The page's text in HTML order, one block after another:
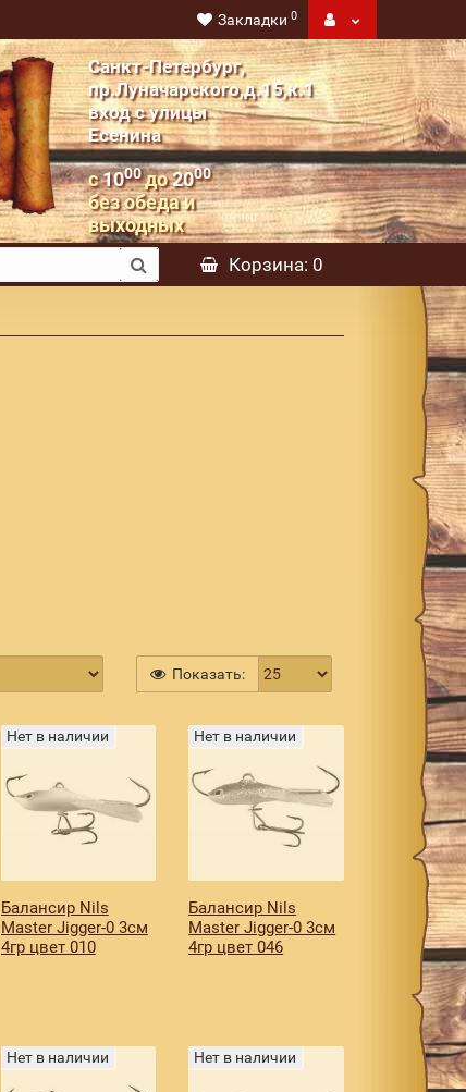
Закладки 0
Санкт-Петербург,
пр.Луначарского,д.15,к.1
вход с улицы
Есенина
с1000до2000
без обеда и
выходных
Корзина: 0
Показать:
Нет в наличии
Балансир Nils
Master Jigger-0 3см
4гр цвет 010
Нет в наличии
Балансир Nils
Master Jigger-0 3см
4гр цвет 046
Нет в наличии Нет в наличии